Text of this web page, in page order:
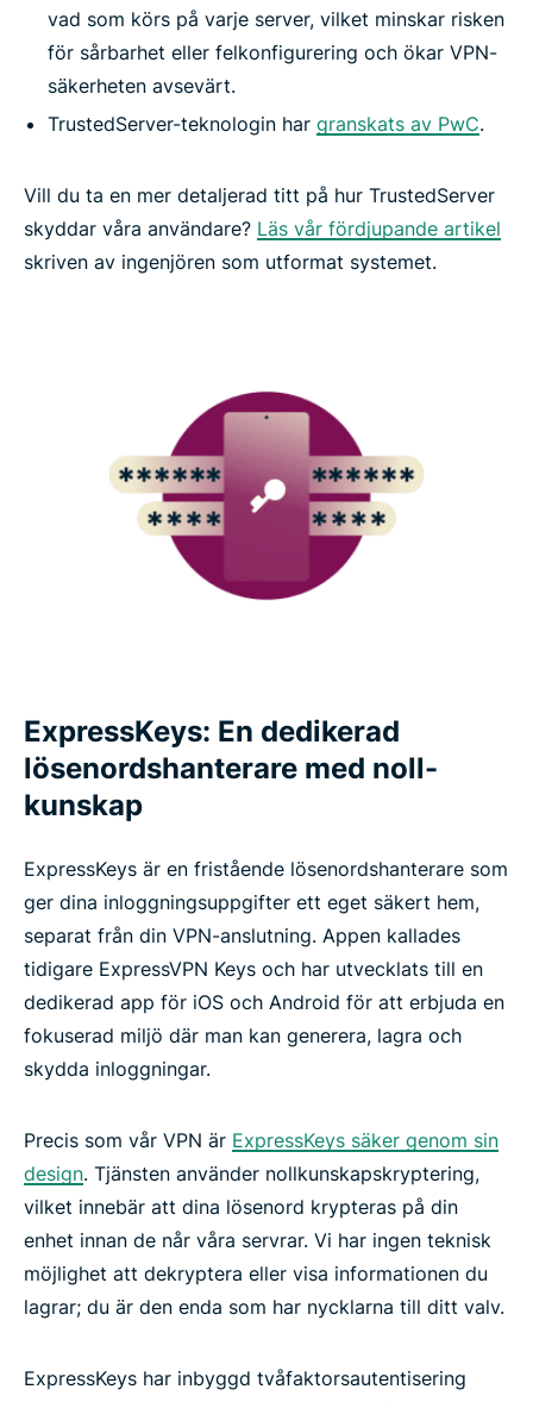
vad som körs på varje server, vilket minskar risken
för sårbarhet eller felkonfigurering och ökar VPN-
säkerheten avsevärt.
TrustedServer-teknologin har granskats av PwC.
Vill du ta en mer detaljerad titt på hur TrustedServer
skyddar våra användare? Läs vår fördjupande artikel
skriven av ingenjören som utformat systemet.
ExpressKeys: En dedikerad
lösenordshanterare med noll-
kunskap
ExpressKeys är en fristående lösenordshanterare som
ger dina inloggningsuppgifter ett eget säkert hem,
separat från din VPN-anslutning. Appen kallades
tidigare ExpressVPN Keys och har utvecklats till en
dedikerad app för iOS och Android för att erbjuda en
fokuserad miljö där man kan generera, lagra och
skydda inloggningar.
Precis som vår VPN är ExpressKeys säker genom sin
design. Tjänsten använder nollkunskapskryptering,
vilket innebär att dina lösenord krypteras på din
enhet innan de når våra servrar. Vi har ingen teknisk
möjlighet att dekryptera eller visa informationen du
lagrar; du är den enda som har nycklarna till ditt valv.
ExpressKeys har inbyggd tvåfaktorsautentisering